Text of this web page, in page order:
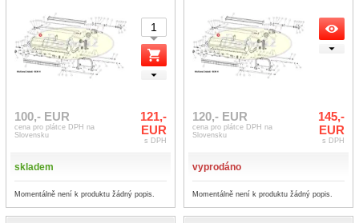
100,- EUR
cena pro plátce DPH na
Slovensku
121,-
EUR
s DPH
skladem
Momentálně není k produktu žádný popis.
120,- EUR
cena pro plátce DPH na
Slovensku
145,-
EUR
s DPH
vyprodáno
Momentálně není k produktu žádný popis.